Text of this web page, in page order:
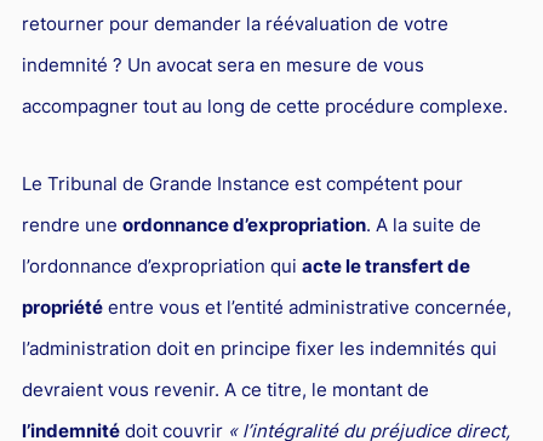
retourner pour demander la réévaluation de votre
indemnité ? Un avocat sera en mesure de vous
accompagner tout au long de cette procédure complexe.
Le Tribunal de Grande Instance est compétent pour
rendre une ordonnance d’expropriation. A la suite de
l’ordonnance d’expropriation qui acte le transfert de
propriétéentre vous et l’entité administrative concernée,
l’administration doit en principe fixer les indemnités qui
devraient vous revenir. A ce titre, le montant de
l’indemnitédoit couvrir « l’intégralité du préjudice direct,